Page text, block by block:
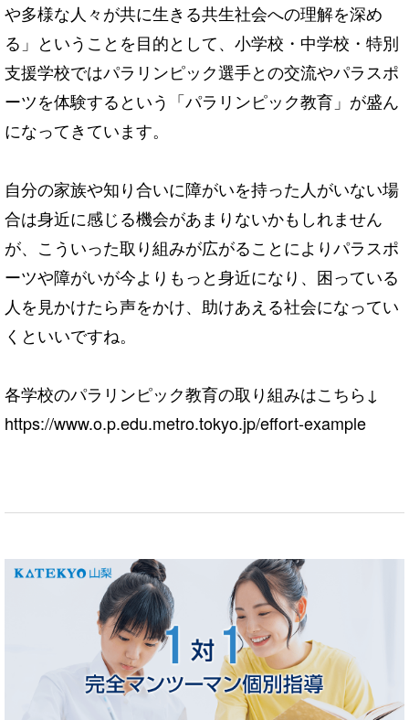
や多様な人々が共に生きる共生社会への理解を深め
る」ということを目的として、小学校・中学校・特別
支援学校ではパラリンピック選手との交流やパラスポ
ーツを体験するという「パラリンピック教育」が盛ん
になってきています。
自分の家族や知り合いに障がいを持った人がいない場
合は身近に感じる機会があまりないかもしれません
が、こういった取り組みが広がることによりパラスポ
ーツや障がいが今よりもっと身近になり、困っている
人を見かけたら声をかけ、助けあえる社会になってい
くといいですね。
各学校のパラリンピック教育の取り組みはこちら↓
https://www.o.p.edu.metro.tokyo.jp/effort-example